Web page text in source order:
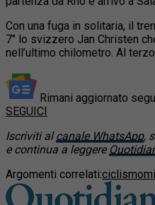
Con una fuga in solitaria, il
7″ lo svizzero Jan Christen
nell’ultimo chilometro. Al
Rimani aggiornato
SEGUICI
Iscriviti alcanale WhatsApp,
e continua a leggere
Argomenti correlati:ciclismo